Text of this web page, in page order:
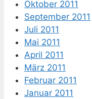
Oktober 2011
September 2011
Juli 2011
Mai 2011
April 2011
März 2011
Februar 2011
Januar 2011